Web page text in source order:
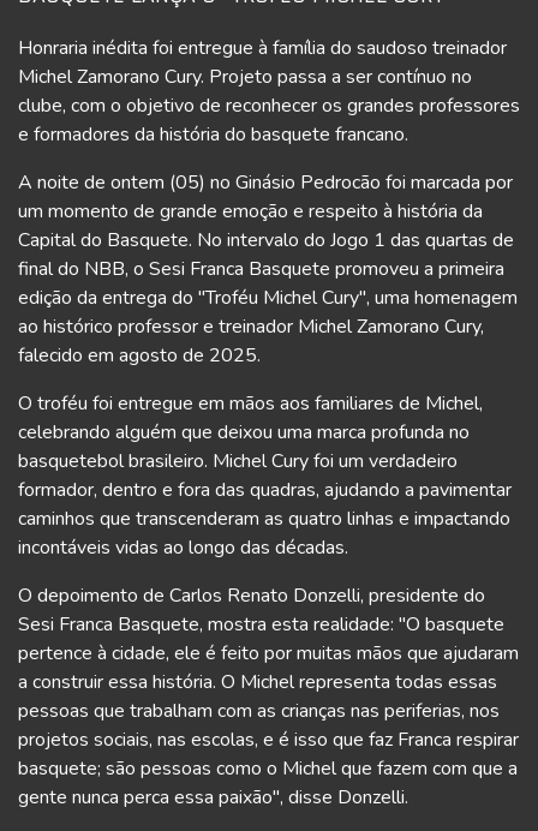
Honraria inédita foi entregue à família do saudoso treinador
Michel Zamorano Cury. Projeto passa a ser contínuo no
clube, com o objetivo de reconhecer os grandes professores
e formadores da história do basquete francano.
A noite de ontem (05) no Ginásio Pedrocão foi marcada por
um momento de grande emoção e respeito à história da
Capital do Basquete. No intervalo do Jogo 1 das quartas de
final do NBB, o Sesi Franca Basquete promoveu a primeira
edição da entrega do "Troféu Michel Cury", uma homenagem
ao histórico professor e treinador Michel Zamorano Cury,
falecido em agosto de 2025.
O troféu foi entregue em mãos aos familiares de Michel,
celebrando alguém que deixou uma marca profunda no
basquetebol brasileiro. Michel Cury foi um verdadeiro
formador, dentro e fora das quadras, ajudando a pavimentar
caminhos que transcenderam as quatro linhas e impactando
incontáveis vidas ao longo das décadas.
O depoimento de Carlos Renato Donzelli, presidente do
Sesi Franca Basquete, mostra esta realidade: "O basquete
pertence à cidade, ele é feito por muitas mãos que ajudaram
a construir essa história. O Michel representa todas essas
pessoas que trabalham com as crianças nas periferias, nos
projetos sociais, nas escolas, e é isso que faz Franca respirar
basquete; são pessoas como o Michel que fazem com que a
gente nunca perca essa paixão", disse Donzelli.